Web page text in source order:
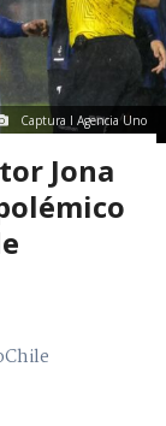
Captura I Agencia Uno
Jona